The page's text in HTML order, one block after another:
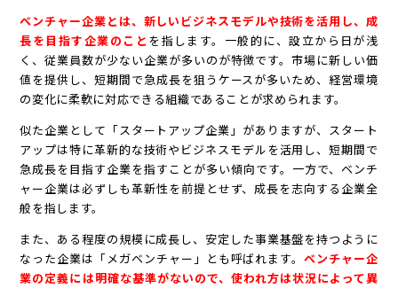
ベンチャー企業とは、新しいビジネスモデルや技術を活用し、成
長を目指す企業のこと を指します。一般的に、設立から日が浅
く、従業員数が少ない企業が多いのが特徴です。市場に新しい価
値を提供し、短期間で急成長を狙うケースが多いため、経営環境
の変化に柔軟に対応できる組織であることが求められます。
似た企業として「スタートアップ企業」がありますが、スタート
アップは特に革新的な技術やビジネスモデルを活用し、短期間で
急成長を目指す企業を指すことが多い傾向です。一方で、ベンチ
ャー企業は必ずしも革新性を前提とせず、成長を志向する企業全
般を指します。
また、ある程度の規模に成長し、安定した事業基盤を持つように
なった企業は「メガベンチャー」とも呼ばれます。ベンチャー企
業の定義には明確な基準がないので、使われ方は状況によって異